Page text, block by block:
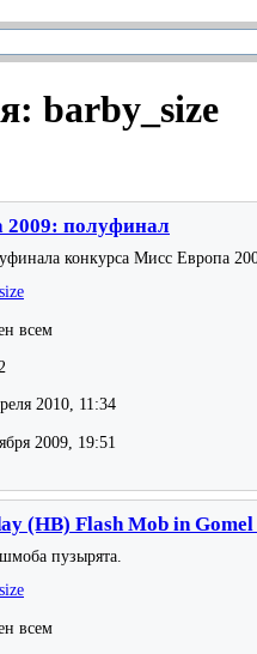
barby_size
2009: полуфинал
конкурса Мисс Европа
всем
2010, 11:34
2009, 19:51
(HB) Flash Mob in
пузырята.
всем